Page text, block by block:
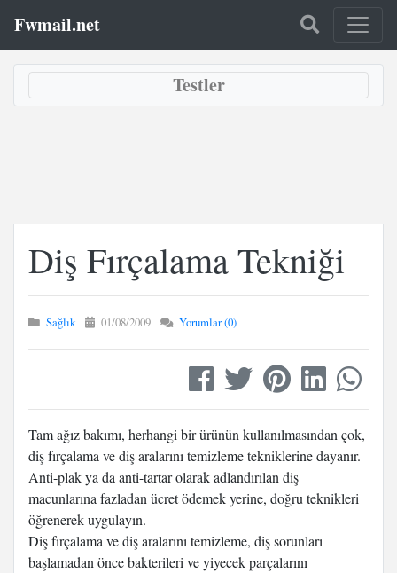
Fwmail.net
Testler
Diş Fırçalama Tekniği
Sağlık 01/08/2009 Yorumlar (0)
Tam ağız bakımı, herhangi bir ürünün kullanılmasından çok,
diş fırçalama ve diş aralarını temizleme tekniklerine dayanır.
Anti-plak ya da anti-tartar olarak adlandırılan diş
macunlarına fazladan ücret ödemek yerine, doğru teknikleri
öğrenerek uygulayın.
Diş fırçalama ve diş aralarını temizleme, diş sorunları
başlamadan önce bakterileri ve yiyecek parçalarını